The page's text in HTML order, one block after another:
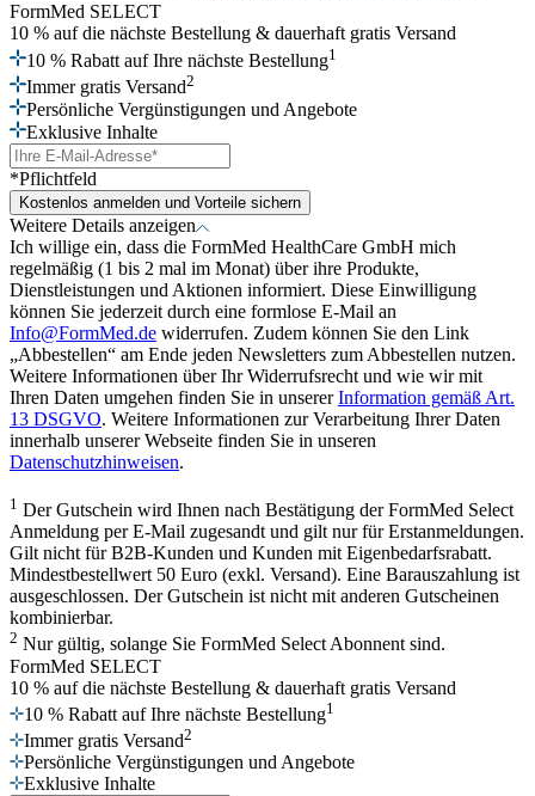
FormMed SELECT
10 % auf die nächste Bestellung & dauerhaft gratis Versand
10 % Rabatt auf Ihre nächste Bestellung1
Immer gratis Versand2
Persönliche Vergünstigungen und Angebote
Exklusive Inhalte
*Pflichtfeld
Kostenlos anmelden und Vorteile sichern
Weitere Details anzeigen
Ich willige ein, dass die FormMed HealthCare GmbH mich
regelmäßig (1 bis 2 mal im Monat) über ihre Produkte,
Dienstleistungen und Aktionen informiert. Diese Einwilligung
können Sie jederzeit durch eine formlose E-Mail an
Info@FormMed.de widerrufen. Zudem können Sie den Link
„Abbestellen“ am Ende jeden Newsletters zum Abbestellen nutzen.
Weitere Informationen über Ihr Widerrufsrecht und wie wir mit
Ihren Daten umgehen finden Sie in unsererInformation gemäß Art.
13 DSGVO. Weitere Informationen zur Verarbeitung Ihrer Daten
innerhalb unserer Webseite finden Sie in unseren
Datenschutzhinweisen.
1 Der Gutschein wird Ihnen nach Bestätigung der FormMed Select
Anmeldung per E-Mail zugesandt und gilt nur für Erstanmeldungen.
Gilt nicht für B2B-Kunden und Kunden mit Eigenbedarfsrabatt.
Mindestbestellwert 50 Euro (exkl. Versand). Eine Barauszahlung ist
ausgeschlossen. Der Gutschein ist nicht mit anderen Gutscheinen
kombinierbar.
2 Nur gültig, solange Sie FormMed Select Abonnent sind.
FormMed SELECT
10 % auf die nächste Bestellung & dauerhaft gratis Versand
10 % Rabatt auf Ihre nächste Bestellung1
Immer gratis Versand2
Persönliche Vergünstigungen und Angebote
Exklusive Inhalte